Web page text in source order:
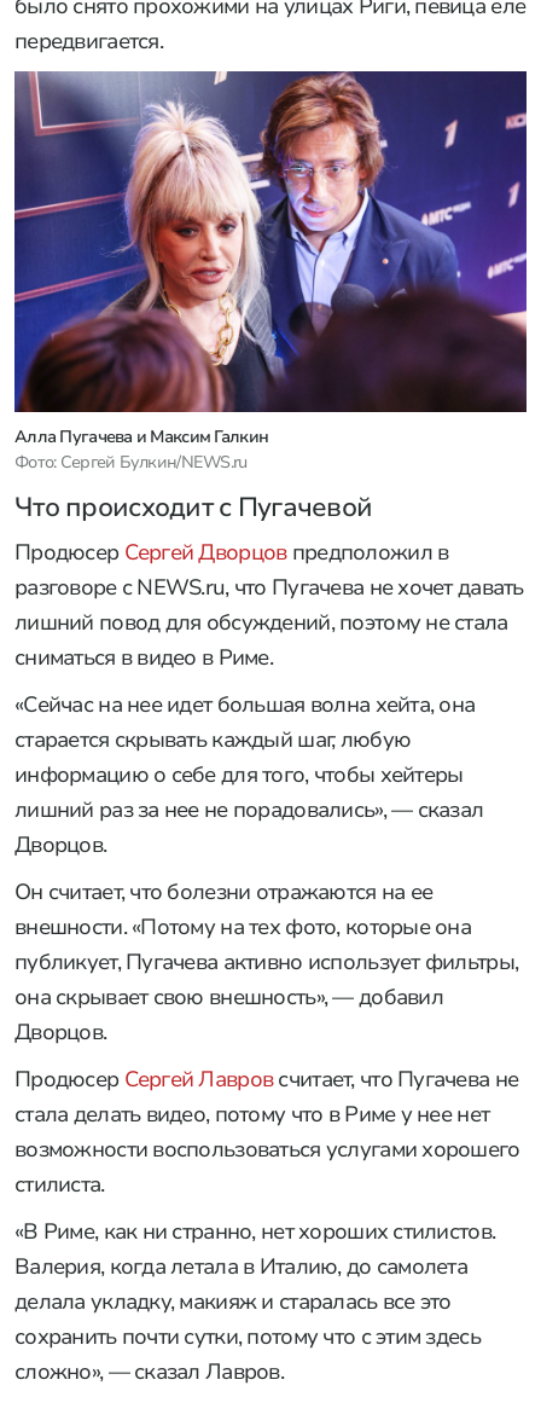
передвигается.
Алла Пугачева и Максим Галкин
Фото: Сергей Булкин/NEWS.ru
Что происходит с Пугачевой
Продюсер Сергей Дворцовпредположил в
разговоре с NEWS.ru, что Пугачева не хочет давать
лишний повод для обсуждений, поэтому не стала
сниматься в видео в Риме.
«Сейчас на нее идет большая волна хейта, она
старается скрывать каждый шаг, любую
информацию о себе для того, чтобы хейтеры
лишний раз за нее не порадовались», — сказал
Дворцов.
Он считает, что болезни отражаются на ее
внешности. «Потому на тех фото, которые она
публикует, Пугачева активно использует фильтры,
она скрывает свою внешность», — добавил
Дворцов.
Продюсер Сергей Лавровсчитает, что Пугачева не
стала делать видео, потому что в Риме у нее нет
возможности воспользоваться услугами хорошего
стилиста.
«В Риме, как ни странно, нет хороших стилистов.
Валерия, когда летала в Италию, до самолета
делала укладку, макияж и старалась все это
сохранить почти сутки, потому что с этим здесь
сложно», — сказал Лавров.